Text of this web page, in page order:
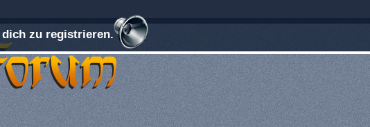
zu registrieren.